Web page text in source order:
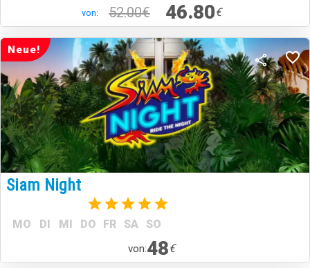
von: 52.00€ 46.80€
Neue!
Siam Night
(1)
MO DI MI DO FR SA SO
von:48€